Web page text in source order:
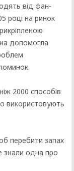
від фан-
році на ринок
допомогла
2000 способів
використовують
перебити запах
знали одна про